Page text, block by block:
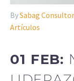
BySabag
Artículos
01 FEB: